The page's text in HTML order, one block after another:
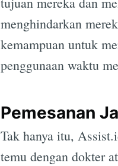
menghindarkan
kemampuan untuk
penggunaan waktu
Pemesanan
Tak hanya itu,
temu dengan dokter